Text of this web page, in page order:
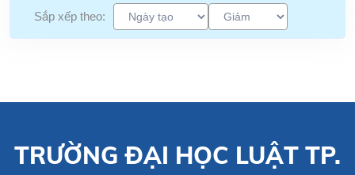
Sắp xếp theo:
TRƯỜNG ĐẠI HỌC LUẬT TP.